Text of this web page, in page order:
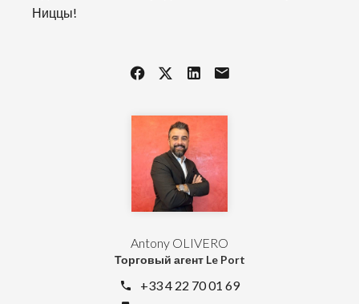
Antony OLIVERO
Торговый агент Le Port
+33 4 22 70 01 69
Ниццы!